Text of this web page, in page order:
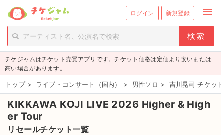
ログイン 新規登録 menu
person_add 新規会員登録
チケットを探す
新着チケット
値下げしたチケット
都道府県からチケットを探す
チケジャムはチケット売買アプリです。チケット価格は定価より安いまたは
高い場合があります。
トップ > ライブ・コンサート（国内） > 男性ソロ > 吉川晃司 チケッ
KIKKAWA KOJI LIVE 2026 Higher & High
er Tour
リセールチケット一覧